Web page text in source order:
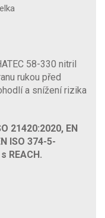
58-330 nitril
rukou před
a snížení rizika
21420:2020, EN
ISO 374-5-
REACH.